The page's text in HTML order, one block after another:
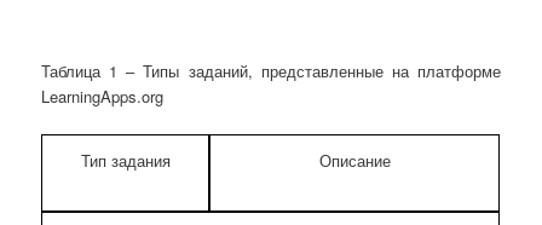
Таблица 1 – Типы заданий, представленные на платформе
LearningApps.org
Тип задания Описание